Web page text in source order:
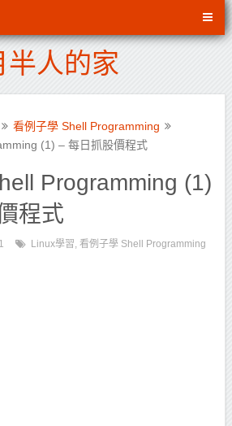
半人的家
看例子學 Shell Programming
(1) – 每日抓股價程式
Programming (1)
程式
Linux學習, 看例子學 Shell Programming